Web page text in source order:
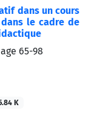
dans un cours
le cadre de
65-98
K